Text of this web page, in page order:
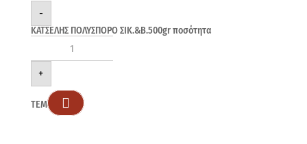
-
ΚΑΤΣΕΛΗΣ ΠΟΛΥΣΠΟΡΟ ΣΙΚ.&Β.500gr ποσότητα
+
ΤΕΜ 